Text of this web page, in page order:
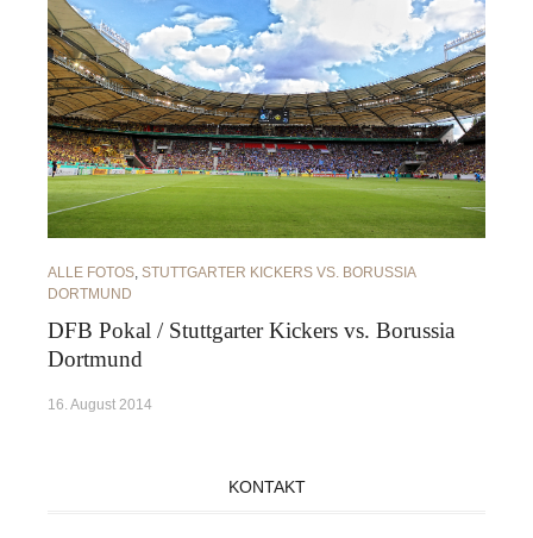
ALLE FOTOS, STUTTGARTER KICKERS VS. BORUSSIA
DORTMUND
DFB Pokal / Stuttgarter Kickers vs. Borussia
Dortmund
16. August 2014
KONTAKT